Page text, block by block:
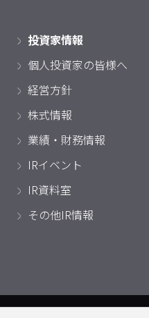
投資家情報
個人投資家の皆様へ
経営方針
株式情報
業績・財務情報
IRイベント
IR資料室
その他IR情報